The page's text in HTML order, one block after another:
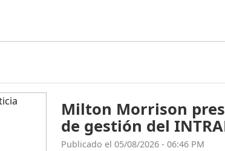
Milton Morrison
de gestión del
Publicado el 05/08/2026 - 06:46 PM